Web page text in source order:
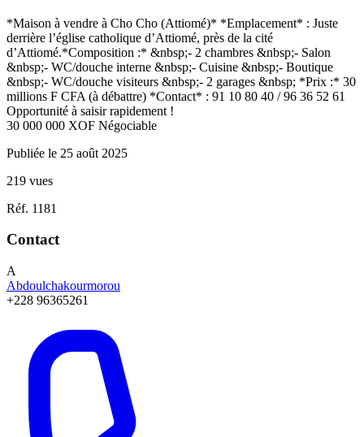
*Maison à vendre à Cho Cho (Attiomé)* *Emplacement* : Juste
derrière l’église catholique d’Attiomé, près de la cité
d’Attiomé.*Composition :* &nbsp;- 2 chambres &nbsp;- Salon
&nbsp;- WC/douche interne &nbsp;- Cuisine &nbsp;- Boutique
&nbsp;- WC/douche visiteurs &nbsp;- 2 garages &nbsp; *Prix :* 30
millions F CFA (à débattre) *Contact* : 91 10 80 40 / 96 36 52 61
Opportunité à saisir rapidement !
30 000 000 XOF Négociable
Publiée le 25 août 2025
219 vues
Réf. 1181
Contact
A
Abdoulchakourmorou
+228 96365261